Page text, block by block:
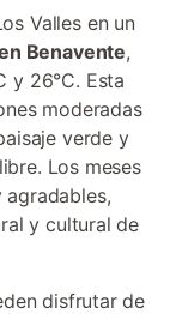
Valles en un
Benavente,
y 26°C. Esta
moderadas
verde y
Los meses
y cultural de
disfrutar de